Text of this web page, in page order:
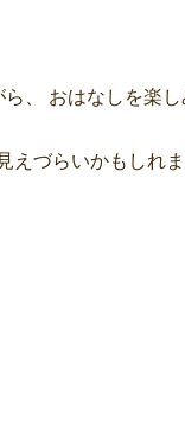
、 おはなしを楽し
らいかもしれま